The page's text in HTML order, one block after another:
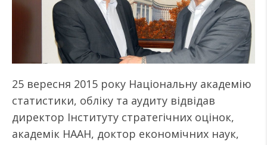
25 вересня 2015 року Національну академію
статистики, обліку та аудиту відвідав
директор Інституту стратегічних оцінок,
академік НААН, доктор економічних наук,